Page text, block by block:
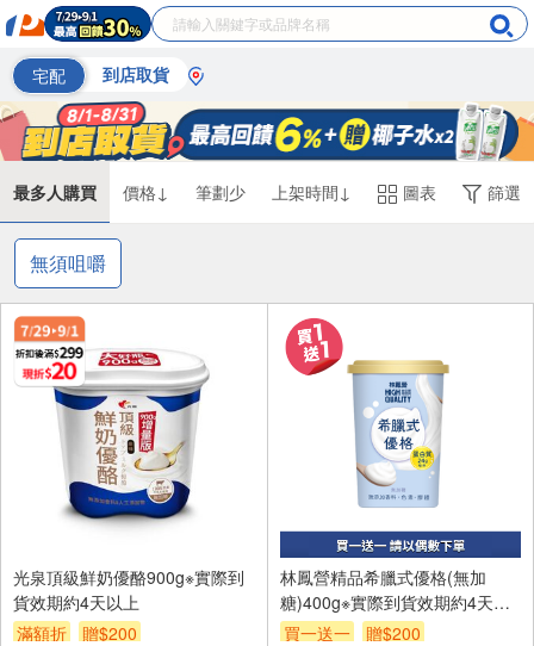
宅配 到店取貨
最多人購買 價格↓ 筆劃少 上架時間↓ 圖表 篩選
無須咀嚼
光泉頂級鮮奶優酪900g※實際到
貨效期約4天以上
滿額折
贈$200
林鳳營精品希臘式優格(無加
糖)400g※實際到貨效期約4天以
上
買一送一
贈$200